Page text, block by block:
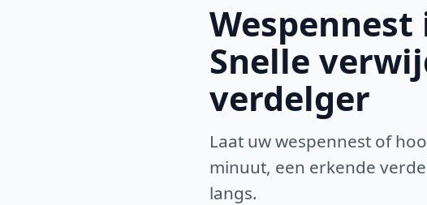
Snelle
verdelger
Laat uw wespennest of
minuut, een erkende
langs.